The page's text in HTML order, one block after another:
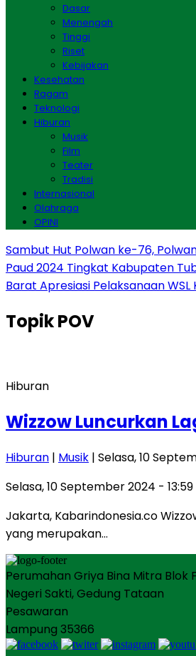
Dasar
Menengah
Tinggi
Riset
Kebijakan
Kesehatan
Ragam
Teknologi
Hiburan
Musik
Film
Teater
Tradisi
Internasional
Olahraga
OPINI
Sambut Hut Polwan ke-76,
Paud 2024 Tingkat Kabupaten
Barat Apresiasi Pelaksanaan WSL
TopikPOV
Hiburan
Wizzow Luncurkan
Hiburan | Musik | Selasa, 10
Selasa, 10 September 2024 - 13:59
Jakarta, Kabarindonesia.co
yang merupakan…
Perumahan Griya Bina Mitra Blok F
Negeri Sakti, Gedung Tataan
Pesawaran
Lampung 35366